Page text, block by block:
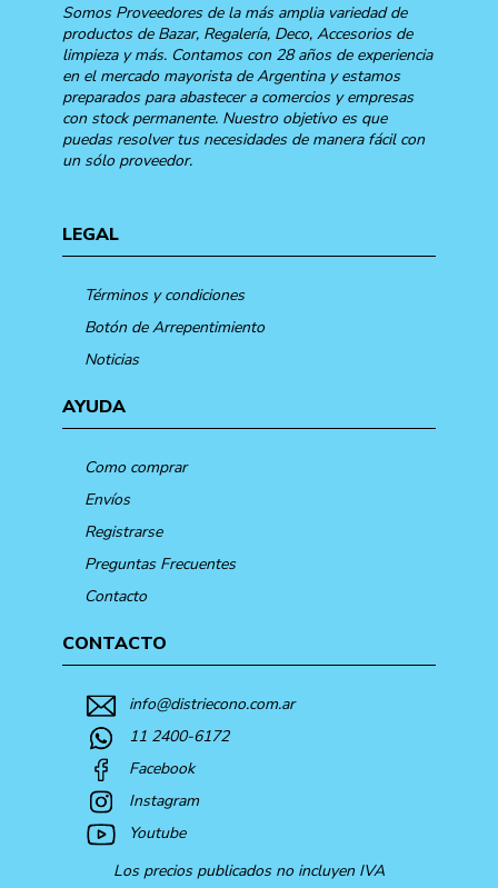
Somos Proveedores de la más amplia variedad de
productos de Bazar, Regalería, Deco, Accesorios de
limpieza y más. Contamos con 28 años de experiencia
en el mercado mayorista de Argentina y estamos
preparados para abastecer a comercios y empresas
con stock permanente. Nuestro objetivo es que
puedas resolver tus necesidades de manera fácil con
un sólo proveedor.
LEGAL
Términos y condiciones
Botón de Arrepentimiento
Noticias
AYUDA
Como comprar
Envíos
Registrarse
Preguntas Frecuentes
Contacto
CONTACTO
info@distriecono.com.ar
11 2400-6172
Facebook
Instagram
Youtube
Los precios publicados no incluyen IVA